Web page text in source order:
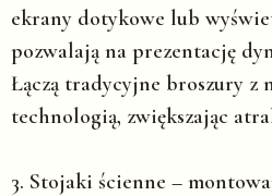
ekrany dotykowe lub
pozwalają na prezentację
Łączą tradycyjne broszury z
technologią, zwiększając
3. Stojaki ścienne –